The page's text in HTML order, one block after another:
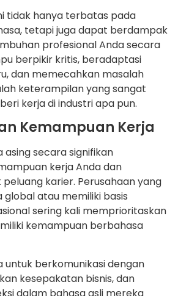
tidak hanya terbatas pada
tetapi juga dapat berdampak
profesional Anda secara
berpikir kritis, beradaptasi
dan memecahkan masalah
keterampilan yang sangat
kerja di industri apa pun.
Kemampuan Kerja
asing secara signifikan
kerja Anda dan
karier. Perusahaan yang
atau memiliki basis
sering kali memprioritaskan
kemampuan berbahasa
untuk berkomunikasi dengan
kesepakatan bisnis, dan
dalam bahasa asli mereka